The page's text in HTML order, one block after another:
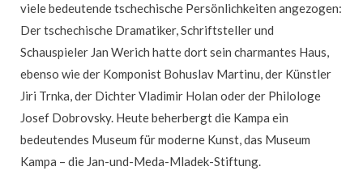
viele bedeutende tschechische Persönlichkeiten angezogen:
Der tschechische Dramatiker, Schriftsteller und
Schauspieler Jan Werich hatte dort sein charmantes Haus,
ebenso wie der Komponist Bohuslav Martinu, der Künstler
Jiri Trnka, der Dichter Vladimir Holan oder der Philologe
Josef Dobrovsky. Heute beherbergt die Kampa ein
bedeutendes Museum für moderne Kunst, das Museum
Kampa – die Jan-und-Meda-Mladek-Stiftung.